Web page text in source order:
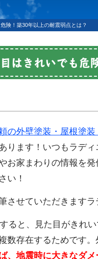
険！築30年以上の耐震弱点とは？
はきれいでも危
の外壁塗装・屋根塗
ります！いつもラデ
お家まわりの情報を
い！
させていただきますラ
ると、見た目がきれい
数存在するためです
、地震時に大きなダ